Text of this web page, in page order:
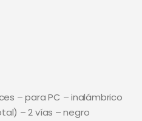
– para PC – inalámbrico
– 2 vías – negro